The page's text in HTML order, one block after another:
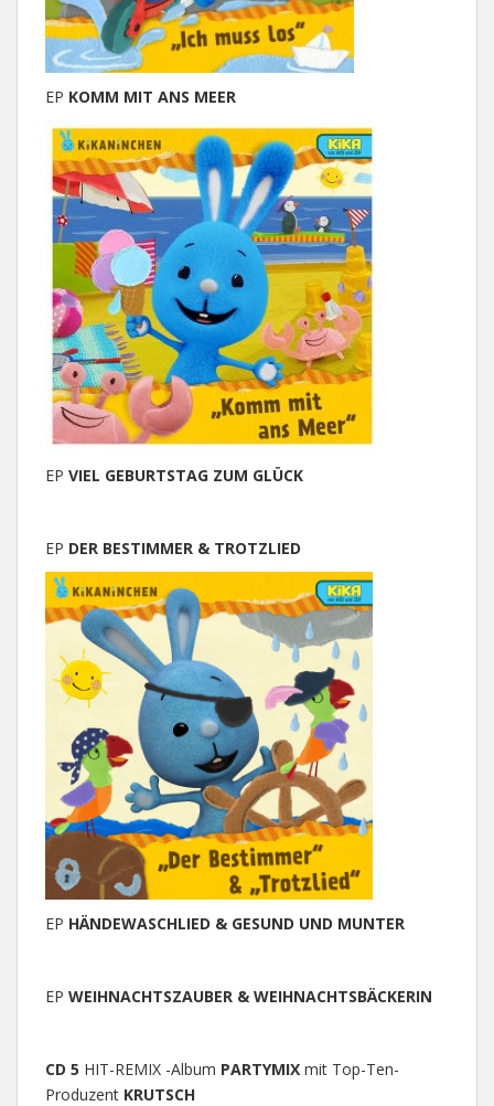
EP KOMM MIT ANS MEER
EP VIEL GEBURTSTAG ZUM GLÜCK
EP DER BESTIMMER & TROTZLIED
EP HÄNDEWASCHLIED & GESUND UND MUNTER
EP WEIHNACHTSZAUBER & WEIHNACHTSBÄCKERIN
CD 5 HIT-REMIX -Album PARTYMIX mit Top-Ten-
Produzent KRUTSCH